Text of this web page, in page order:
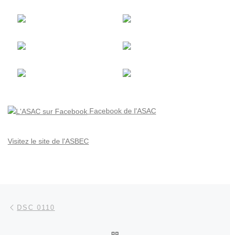
Facebook de l'ASAC
Visitez le site de l'ASBEC
Parcourir les articles
DSC 0110